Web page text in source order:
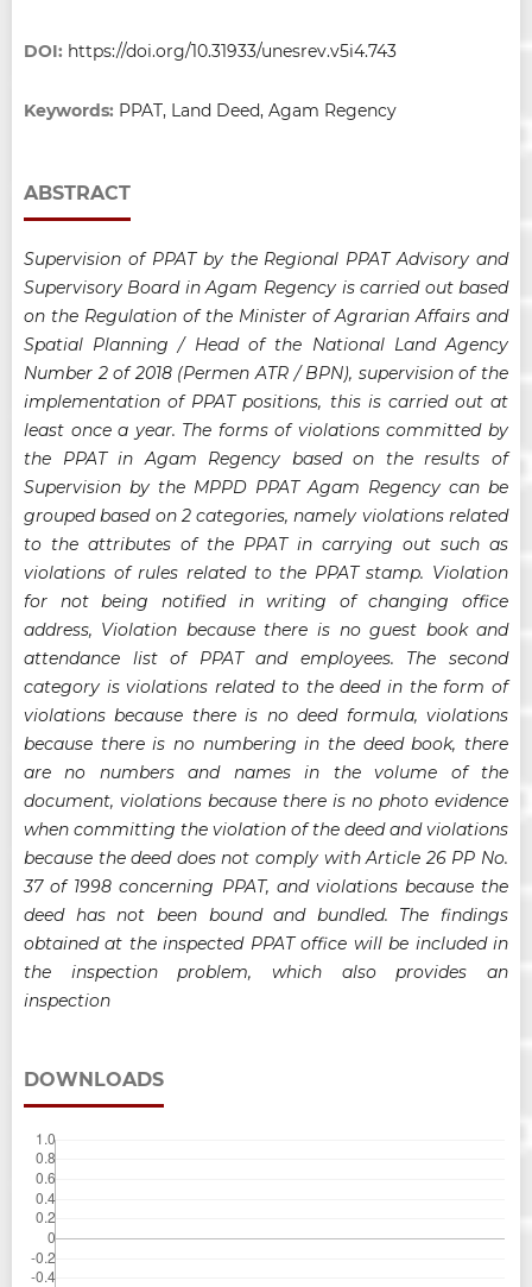
DOI: https://doi.org/10.31933/unesrev.v5i4.743
Keywords: PPAT, Land Deed, Agam Regency
ABSTRACT
Supervision of PPAT by the Regional PPAT Advisory and
Supervisory Board in Agam Regency is carried out based
on the Regulation of the Minister of Agrarian Affairs and
Spatial Planning / Head of the National Land Agency
Number 2 of 2018 (Permen ATR / BPN), supervision of the
implementation of PPAT positions, this is carried out at
least once a year. The forms of violations committed by
the PPAT in Agam Regency based on the results of
Supervision by the MPPD PPAT Agam Regency can be
grouped based on 2 categories, namely violations related
to the attributes of the PPAT in carrying out such as
violations of rules related to the PPAT stamp. Violation
for not being notified in writing of changing office
address, Violation because there is no guest book and
attendance list of PPAT and employees. The second
category is violations related to the deed in the form of
violations because there is no deed formula, violations
because there is no numbering in the deed book, there
are no numbers and names in the volume of the
document, violations because there is no photo evidence
when committing the violation of the deed and violations
because the deed does not comply with Article 26 PP No.
37 of 1998 concerning PPAT, and violations because the
deed has not been bound and bundled. The findings
obtained at the inspected PPAT office will be included in
the inspection problem, which also provides an
inspection
DOWNLOADS